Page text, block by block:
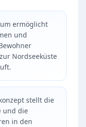
ermöglicht
und
Nordseeküste
stellt die
und die
in den